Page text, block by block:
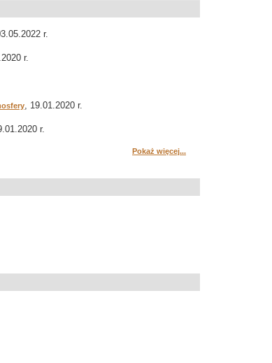
r.
r.
, 19.01.2020 r.
r.
Pokaż więcej...